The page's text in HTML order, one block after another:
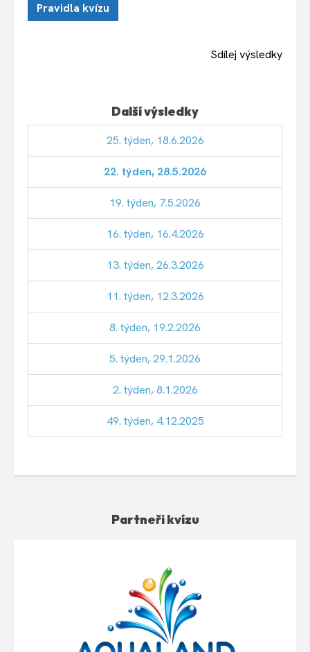
Pravidla kvízu
Sdílej výsledky
Další výsledky
25. týden, 18.6.2026
22. týden, 28.5.2026
19. týden, 7.5.2026
16. týden, 16.4.2026
13. týden, 26.3.2026
11. týden, 12.3.2026
8. týden, 19.2.2026
5. týden, 29.1.2026
2. týden, 8.1.2026
49. týden, 4.12.2025
Partneři kvízu